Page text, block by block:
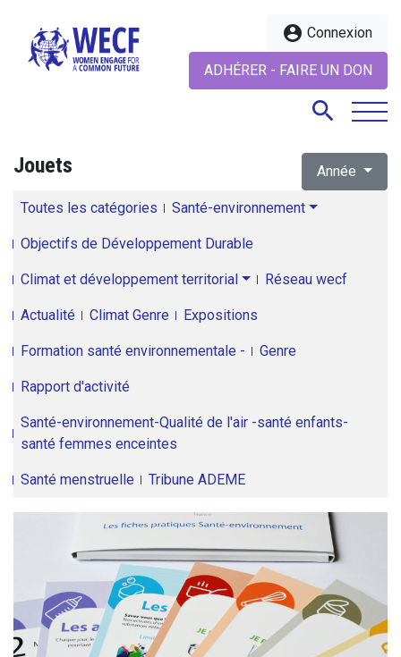
account_circle Connexion
ADHÉRER - FAIRE UN DON
search
Jouets Année
Toutes les catégories Santé-environnement
Objectifs de Développement Durable
Climat et développement territorial Réseau wecf
Actualité Climat Genre Expositions
Formation santé environnementale - Genre
Rapport d'activité
Santé-environnement-Qualité de l'air -santé enfants-
santé femmes enceintes
Santé menstruelle Tribune ADEME